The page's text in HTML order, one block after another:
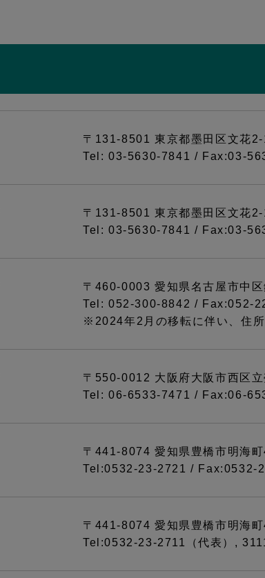
〒131-8501 東京都墨田区文花2-
Tel: 03-5630-7841 / Fax:03-
〒131-8501 東京都墨田区文花2-
Tel: 03-5630-7841 / Fax:03-
〒460-0003 愛知県名古屋市中
Tel: 052-300-8842 / Fax:052-
※2024年2月の移転に伴い、住
〒550-0012 大阪府大阪市西区
Tel: 06-6533-7471 / Fax:06-
〒441-8074 愛知県豊橋市明海
Tel:0532-23-2721 / Fax:0532-
〒441-8074 愛知県豊橋市明海
Tel:0532-23-2711（代表）,